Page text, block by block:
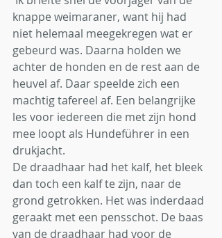
knappe weimaraner, want hij had
niet helemaal meegekregen wat er
gebeurd was. Daarna holden we
achter de honden en de rest aan de
heuvel af. Daar speelde zich een
machtig tafereel af. Een belangrijke
les voor iedereen die met zijn hond
mee loopt als Hundeführer in een
drukjacht.
De draadhaar had het kalf, het bleek
dan toch een kalf te zijn, naar de
grond getrokken. Het was inderdaad
geraakt met een pensschot. De baas
van de draadhaar had voor de